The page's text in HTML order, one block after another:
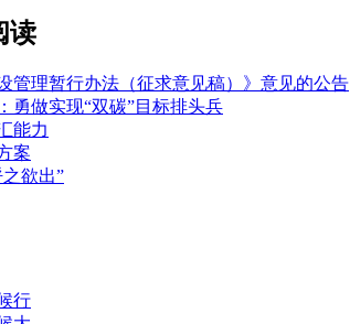
读
管理暂行办法（征求意见稿）》意见的公告
勇做实现“双碳”目标排头兵
能力
案
欲出”
行